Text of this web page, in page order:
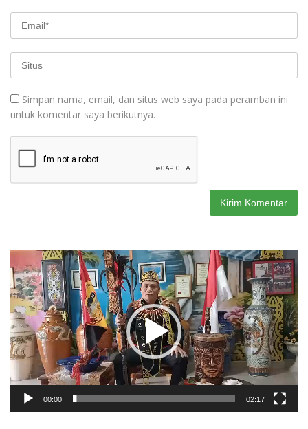
Simpan nama, email, dan situs web saya pada peramban ini
untuk komentar saya berikutnya.
Pemutar
Video
00:00 02:17